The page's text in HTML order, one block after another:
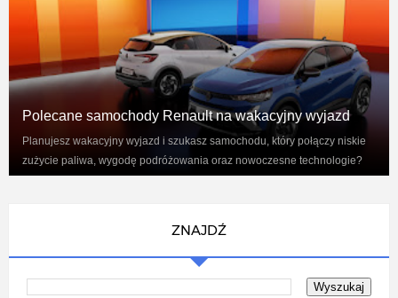
Polecane samochody Renault na wakacyjny wyjazd
Planujesz wakacyjny wyjazd i szukasz samochodu, który połączy niskie
zużycie paliwa, wygodę podróżowania oraz nowoczesne technologie?
ZNAJDŹ